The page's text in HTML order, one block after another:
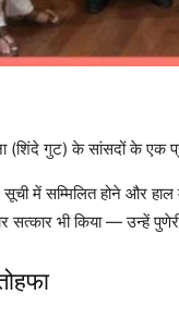
गुट) के सांसदों के एक
में सम्मिलित होने और हाल
सत्कार भी किया — उन्हें